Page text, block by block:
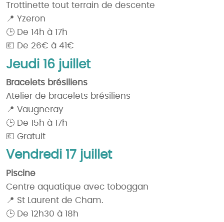
Trottinette tout terrain de descente
📍 Yzeron
🕒 De 14h à 17h
💶 De 26€ à 41€
Jeudi 16 juillet
Bracelets brésiliens
Atelier de bracelets brésiliens
📍 Vaugneray
🕒 De 15h à 17h
💶 Gratuit
Vendredi 17 juillet
Piscine
Centre aquatique avec toboggan
📍 St Laurent de Cham.
🕒 De 12h30 à 18h